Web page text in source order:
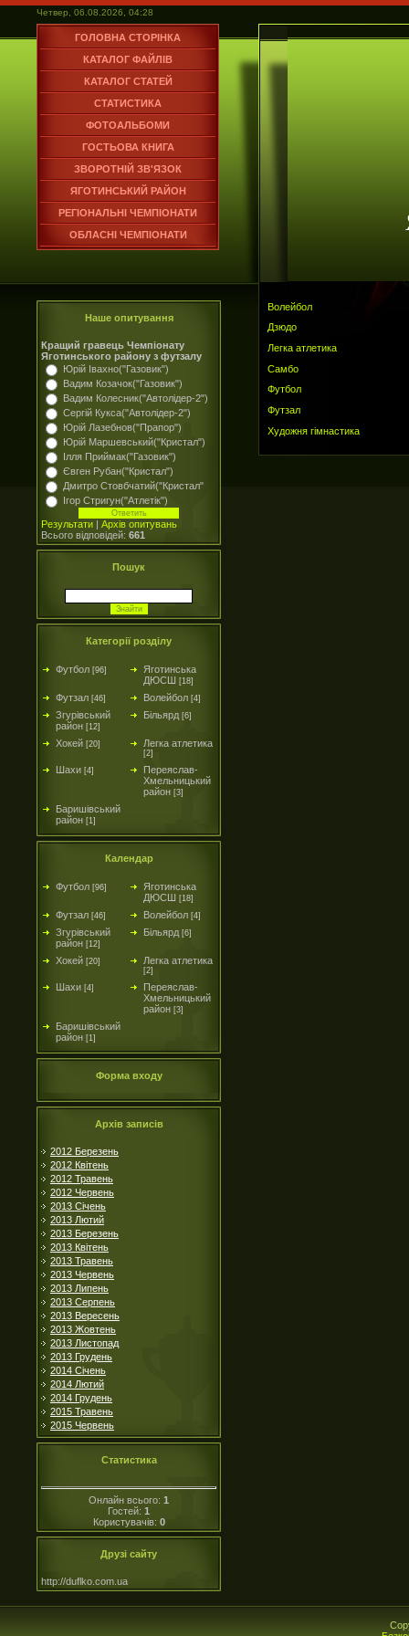
Четвер, 06.08.2026, 04:28
ГОЛОВНА СТОРІНКА
КАТАЛОГ ФАЙЛІВ
КАТАЛОГ СТАТЕЙ
СТАТИСТИКА
ФОТОАЛЬБОМИ
ГОСТЬОВА КНИГА
ЗВОРОТНІЙ ЗВ'ЯЗОК
ЯГОТИНСЬКИЙ РАЙОН
РЕГІОНАЛЬНІ ЧЕМПІОНАТИ
ОБЛАСНІ ЧЕМПІОНАТИ
Наше опитування
Кращий гравець Чемпіонату
Яготинського району з футзалу
Юрій Івахно("Газовик")
Вадим Козачок("Газовик")
Вадим Колесник("Автолідер-2")
Сергій Кукса("Автолідер-2")
Юрій Лазебнов("Прапор")
Юрій Маршевський("Кристал")
Ілля Приймак("Газовик")
Євген Рубан("Кристал")
Дмитро Стовбчатий("Кристал"
Ігор Стригун("Атлетік")
Результати | Архів опитувань
Всього відповідей: 661
Пошук
Категорії розділу
Футбол [96]
Яготинська
ДЮСШ [18]
Футзал [46] Волейбол [4]
Згурівський
район [12]
Більярд [6]
Хокей [20] Легка атлетика
[2]
Шахи [4]
Переяслав-
Хмельницький
район [3]
Баришівський
район [1]
Календар
Футбол [96]
Яготинська
ДЮСШ [18]
Футзал [46] Волейбол [4]
Згурівський
район [12]
Більярд [6]
Хокей [20] Легка атлетика
[2]
Шахи [4]
Переяслав-
Хмельницький
район [3]
Баришівський
район [1]
Форма входу
Архів записів
2012 Березень
2012 Квітень
2012 Травень
2012 Червень
2013 Січень
2013 Лютий
2013 Березень
2013 Квітень
2013 Травень
2013 Червень
2013 Липень
2013 Серпень
2013 Вересень
2013 Жовтень
2013 Листопад
2013 Грудень
2014 Січень
2014 Лютий
2014 Грудень
2015 Травень
2015 Червень
Статистика
Онлайн всього: 1
Гостей: 1
Користувачів: 0
Друзі сайту
http://duflko.com.ua
Волейбол
Дзюдо
Легка атлетика
Самбо
Футбол
Футзал
Художня гімнастика